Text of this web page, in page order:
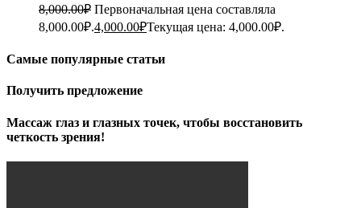
8,000.00₽ Первоначальная цена составляла
8,000.00₽.4,000.00₽Текущая цена: 4,000.00₽.
Самые популярные статьи
Получить предложение
Массаж глаз и глазных точек, чтобы восстановить
четкость зрения!